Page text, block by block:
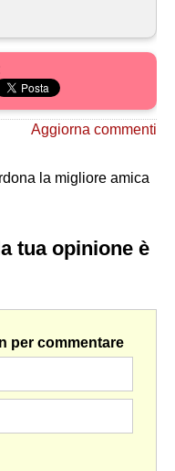
Aggiorna commenti
la migliore amica
tua opinione è
per commentare